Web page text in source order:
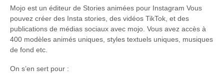
Mojo est un éditeur de Stories animées pour Instagram Vous
pouvez créer des Insta stories, des vidéos TikTok, et des
publications de médias sociaux avec mojo. Vous avez accès à
400 modèles animés uniques, styles textuels uniques, musiques
de fond etc.
On s’en sert pour :